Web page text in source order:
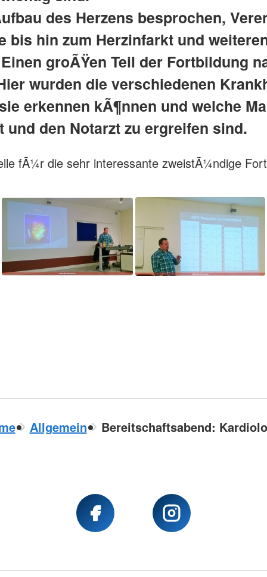
des Herzens besprochen,
bis hin zum Herzinfarkt und
groÃŸen Teil der Fortbildung
wurden die verschiedenen
erkennen kÃ¶nnen und welche
und den Notarzt zu ergreifen sind.
fÃ¼r die sehr interessante zweistÃ¼ndige
Allgemein Bereitschaftsabend: